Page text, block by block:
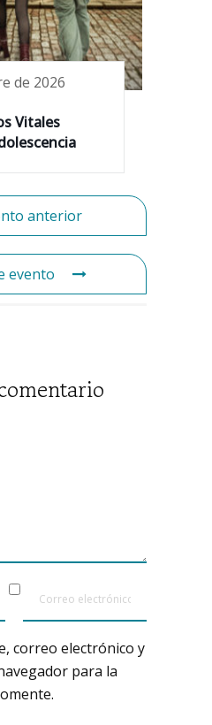
de 2026
Vitales
anterior
evento
correo electrónico y
para la